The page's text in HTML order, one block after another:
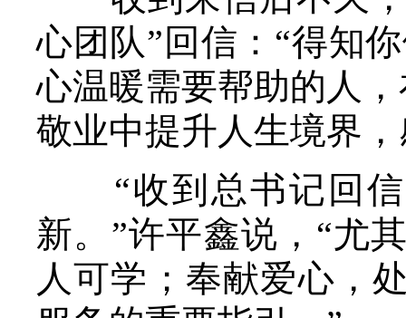
心团队”回信：“得知
心温暖需要帮助的人
敬业中提升人生境界
“收到总书记回信
新。”许平鑫说，“尤
人可学；奉献爱心，